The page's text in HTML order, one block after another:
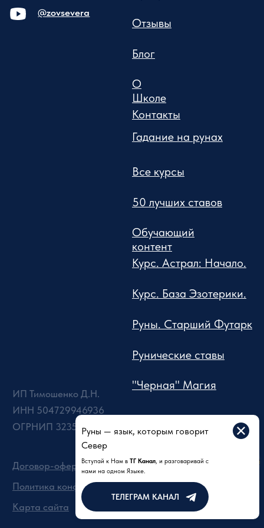
Руны — язык, которым говорит
Север
Вступай к Нам в ТГ Канал, и разговаривай с
нами на одном Языке.
ТЕЛЕГРАМ КАНАЛ